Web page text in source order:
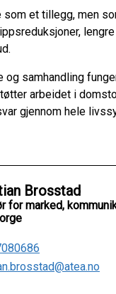
et tillegg, men
samhandling
arbeidet i
gjennom hele
Brosstad
for marked,